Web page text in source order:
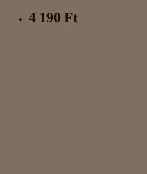
4 190 Ft